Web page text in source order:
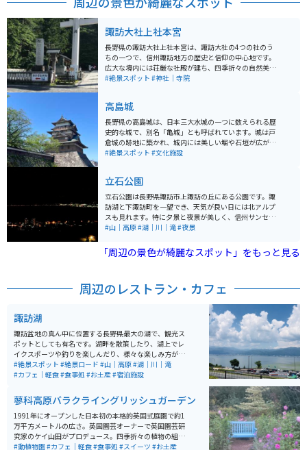
諏訪大社上社本宮
長野県の諏訪大社上社本宮は、諏訪大社の4つの社のう
ちの一つで、信州諏訪地方の歴史と信仰の中心地です。
広大な境内には荘厳な社殿が建ち、四季折々の自然美と
ともに訪れる人々を癒します。特に御柱祭が有名で、7年
ら約10分の距離にあります。境内の駐車場や近隣にバイ
ク駐輪場も整備されているため、ツーリング途中の休憩
スポットとしても最適です。歴史ある神社の静寂と自然
を楽しみながら、心身をリフレッシュする旅におすすめ
です。
#絶景スポット #神社｜寺院
高島城
長野県の高島城は、日本三大水城の一つに数えられる歴
史的な城で、別名「亀城」とも呼ばれています。城は戸
倉城の跡地に築かれ、城内には美しい堀や石垣が広が
り、春は桜の名所としても人気です。観光客は城址公園
ため安心です。また、周辺は信州の自然豊かな環境で、
ツーリングにも最適。季節ごとの自然美と歴史を楽しめ
るスポットとしておすすめです。高島城周辺の温泉も観
光の疲れを癒すのに便利です。
#絶景スポット #文化施設
立石公園
立石公園は長野県諏訪市上諏訪の丘にある公園です。諏
訪湖と下諏訪町を一望でき、天気が良い日には北アルプ
スも見れます。特に夕景と夜景が美しく、信州サンセッ
トポイント100選に選定され、さらに、新日本三大夜
遊歩道もあります。
#山｜高原#湖｜川｜滝#夜景
「周辺の景色が綺麗なスポット」をもっと見る
周辺のレストラン・カフェ
諏訪湖
諏訪盆地の真ん中に位置する長野県最大の湖で、観光ス
ポットとしても有名です。湖畔を散策したり、湖上でレ
イクスポーツや釣りを楽しんだり、様々な楽しみ方がで
きます。 毎年８月には諏訪湖祭湖上花火大会が開催さ
れ、湖上から打ち上げられる花火を楽しむこともできま
ることができます。ぜひ、バイクツーリングで訪れて、
美しい諏訪湖を楽しんでみてください。
#絶景スポット #絶景ロード #山｜高原#湖｜川｜滝
#カフェ｜軽食#食事処 #お土産#宿泊施設
蓼科高原バラクライングリッシュガーデン
1991年にオープンした日本初の本格的英国式庭園で約1
万平方メートルの広さ。英国園芸オーナーで英国園芸研
究家のケイ山田がプロデュース。四季折々の植物の組み
合わせを楽しめる英国式のガーデンです。ぜひ、バラの
#動植物園#カフェ｜軽食#食事処 #スイーツ #お土産